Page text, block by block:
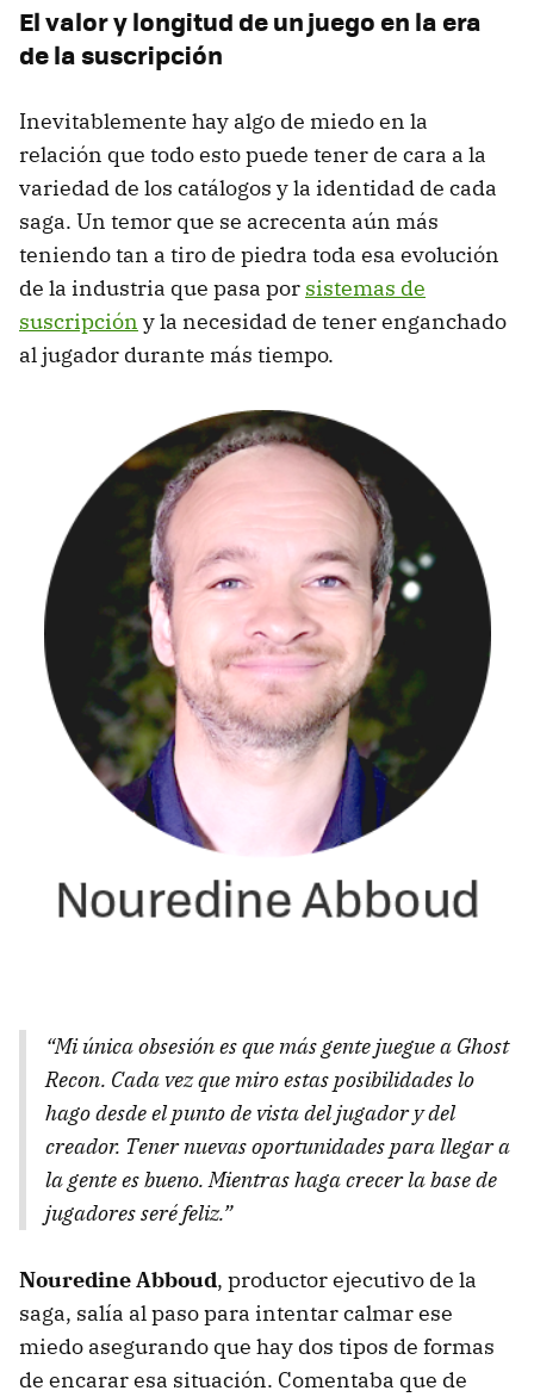
El valor y longitud de un juego en la era
de la suscripción
Inevitablemente hay algo de miedo en la
relación que todo esto puede tener de cara a la
variedad de los catálogos y la identidad de cada
saga. Un temor que se acrecenta aún más
teniendo tan a tiro de piedra toda esa evolución
de la industria que pasa por sistemas de
suscripción y la necesidad de tener enganchado
al jugador durante más tiempo.
“Mi única obsesión es que más gente juegue a Ghost
Recon. Cada vez que miro estas posibilidades lo
hago desde el punto de vista del jugador y del
creador. Tener nuevas oportunidades para llegar a
la gente es bueno. Mientras haga crecer la base de
jugadores seré feliz.”
Nouredine Abboud, productor ejecutivo de la
saga, salía al paso para intentar calmar ese
miedo asegurando que hay dos tipos de formas
de encarar esa situación. Comentaba que de